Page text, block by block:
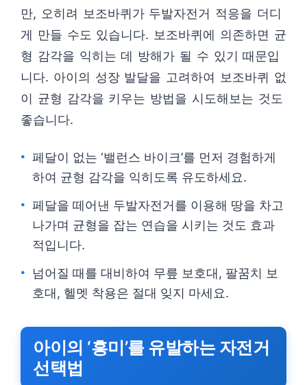
만, 오히려 보조바퀴가 두발자전거 적응을 더디
게 만들 수도 있습니다. 보조바퀴에 의존하면 균
형 감각을 익히는 데 방해가 될 수 있기 때문입
니다. 아이의 성장 발달을 고려하여 보조바퀴 없
이 균형 감각을 키우는 방법을 시도해보는 것도
좋습니다.
페달이 없는 ‘밸런스 바이크’를 먼저 경험하게
하여 균형 감각을 익히도록 유도하세요.
페달을 떼어낸 두발자전거를 이용해 땅을 차고
나가며 균형을 잡는 연습을 시키는 것도 효과
적입니다.
넘어질 때를 대비하여 무릎 보호대, 팔꿈치 보
호대, 헬멧 착용은 절대 잊지 마세요.
아이의 ‘흥미’를 유발하는 자전거
선택법